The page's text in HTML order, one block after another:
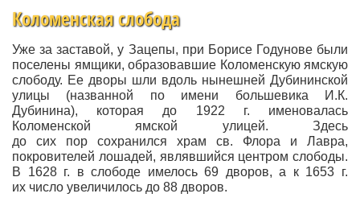
Коломенская слобода
Уже за заставой, у Зацепы, при Борисе Годунове были
поселены ямщики, образовавшие Коломенскую ямскую
слободу. Ее дворы шли вдоль нынешней Дубининской
улицы (названной по имени большевика И.К.
Дубинина), которая до 1922 г. именовалась
Коломенской ямской улицей. Здесь
до сих пор сохранился храм св. Флора и Лавра,
покровителей лошадей, являвшийся центром слободы.
В 1628 г. в слободе имелось 69 дворов, а к 1653 г.
их число увеличилось до 88 дворов.